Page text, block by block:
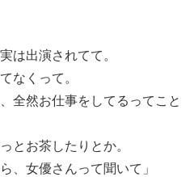
は出演されてて。
なくって。
全然お仕事をしてるってこと
とお茶したりとか。
、女優さんって聞いて」